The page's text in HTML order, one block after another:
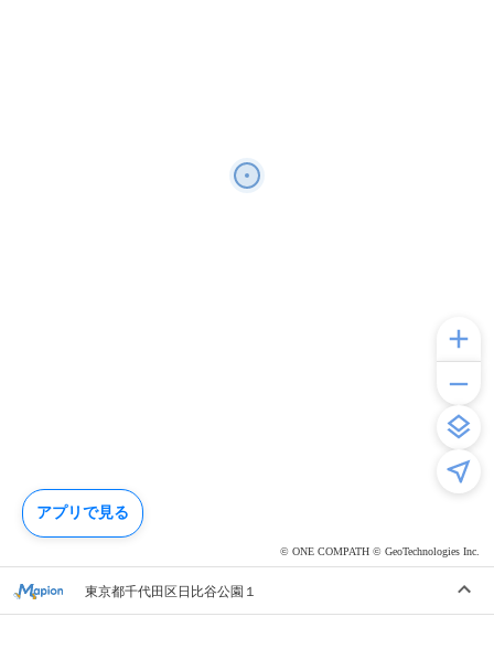
© ONE COMPATH © GeoTechnologies Inc.
東京都千代田区日比谷公園１
アプリで見る